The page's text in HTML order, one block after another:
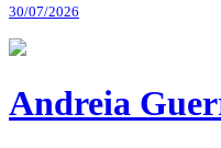
30/07/2026
Andreia